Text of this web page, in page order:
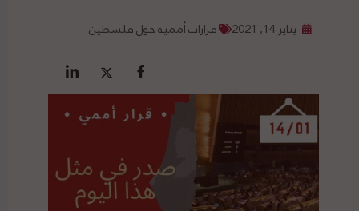
يناير 14, 2021 قرارات أممية حول فلسطين